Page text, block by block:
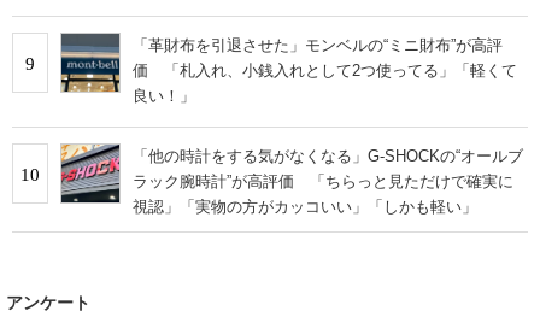
9
「革財布を引退させた」モンベルの“ミニ財布”が高評
価 「札入れ、小銭入れとして2つ使ってる」「軽くて
良い！」
10
「他の時計をする気がなくなる」G-SHOCKの“オールブ
ラック腕時計”が高評価 「ちらっと見ただけで確実に
視認」「実物の方がカッコいい」「しかも軽い」
アンケート